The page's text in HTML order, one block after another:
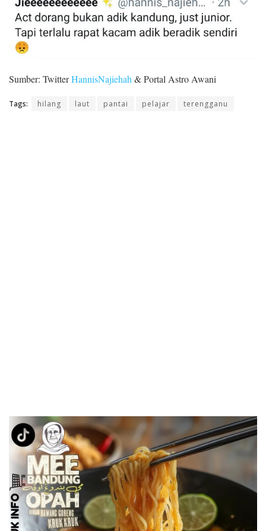
Sumber: TwitterHannisNajiehah& Portal Astro Awani
Tags: hilang laut pantai pelajar terengganu